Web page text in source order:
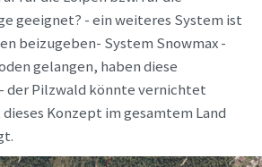
geeignet? - ein weiteres System ist
beizugeben- System Snowmax -
gelangen, haben diese
der Pilzwald könnte vernichtet
Konzept im gesamtem Land